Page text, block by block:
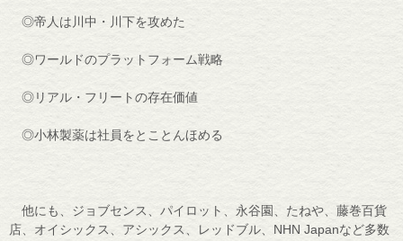
◎帝人は川中・川下を攻めた
◎ワールドのプラットフォーム戦略
◎リアル・フリートの存在価値
◎小林製薬は社員をとことんほめる
他にも、ジョブセンス、パイロット、永谷園、たねや、藤巻百貨
店、オイシックス、アシックス、レッドブル、NHN Japanなど多数